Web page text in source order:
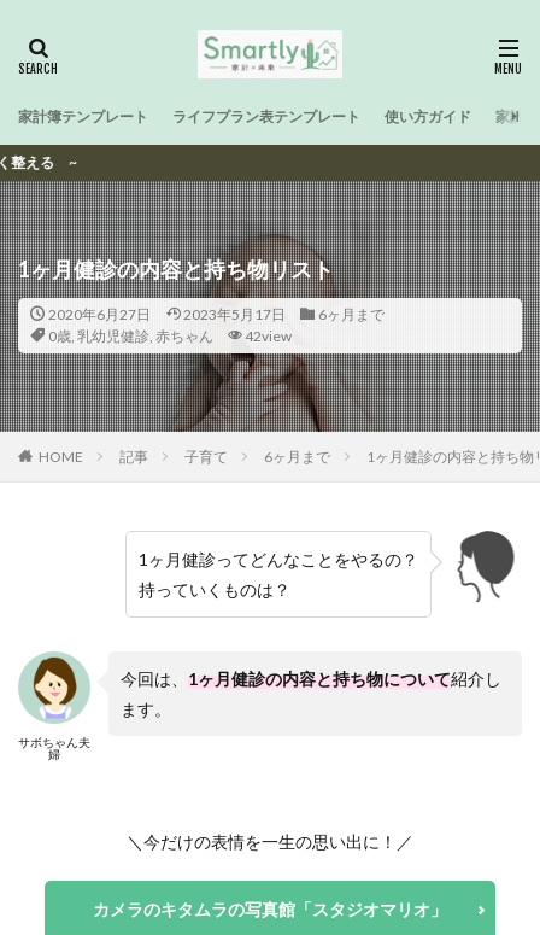
家計簿テンプレート ライフプラン表テンプレート 使い方ガイド 家計
1ヶ月健診の内容と持ち物リスト
2020年6月27日 2023年5月17日
6ヶ月まで
0歳, 乳幼児健診, 赤ちゃん 42view
HOME 記事 子育て 6ヶ月まで 1ヶ月健診の内容と持ち物
1ヶ月健診ってどんなことをやるの？
持っていくものは？
サボちゃん夫
婦
今回は、 1ヶ月健診の内容と持ち物について紹介し
ます。
＼今だけの表情を一生の思い出に！／
カメラのキタムラの写真館「スタジオマリオ」